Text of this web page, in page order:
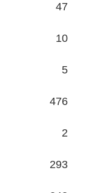
47
10
5
476
2
293